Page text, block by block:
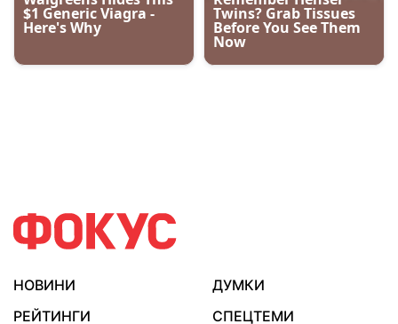
НОВИНИ
ДУМКИ
РЕЙТИНГИ
СПЕЦТЕМИ